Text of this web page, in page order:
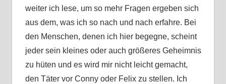
weiter ich lese, um so mehr Fragen ergeben sich
aus dem, was ich so nach und nach erfahre. Bei
den Menschen, denen ich hier begegne, scheint
jeder sein kleines oder auch größeres Geheimnis
zu hüten und es wird mir nicht leicht gemacht,
den Täter vor Conny oder Felix zu stellen. Ich